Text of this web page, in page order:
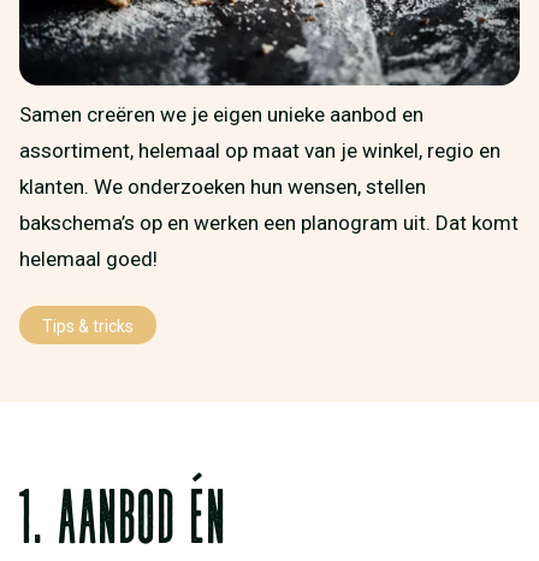
Samen creëren we je eigen unieke aanbod en
assortiment, helemaal op maat van je winkel, regio en
klanten. We onderzoeken hun wensen, stellen
bakschema’s op en werken een planogram uit. Dat komt
helemaal goed!
Tips & tricks
1. aanbod én